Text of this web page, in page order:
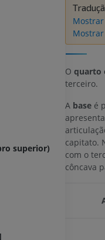
superior)
O quarto
terceiro.
A baseé
capitato.
com o
côncava